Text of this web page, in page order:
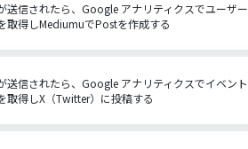
送信されたら、Google アナリティクスでユーザー
取得しMediumuでPostを作成する
送信されたら、Google アナリティクスでイベント
取得しX（Twitter）に投稿する